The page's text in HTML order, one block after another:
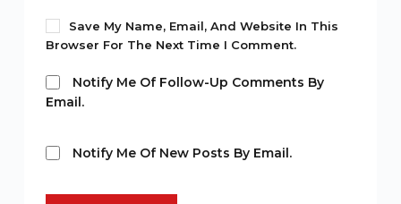
Save My Name, Email, And Website In This
Browser For The Next Time I Comment.
Notify Me Of Follow-Up Comments By
Email.
Notify Me Of New Posts By Email.